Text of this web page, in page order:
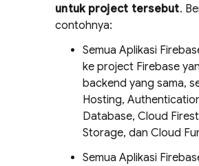
untuk project tersebut.
contohnya:
Semua Aplikasi
ke project Firebase
backend yang sama,
Hosting,
Database, Cloud
Storage, dan Cloud
Semua Aplikasi